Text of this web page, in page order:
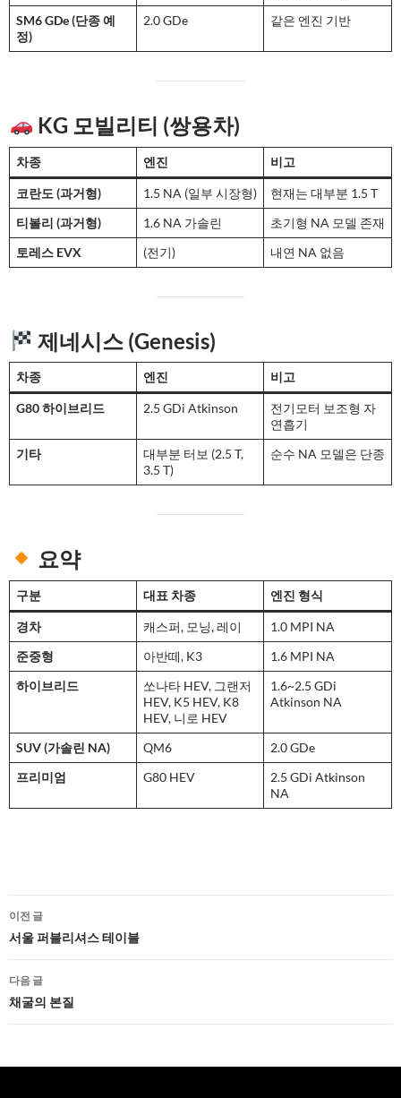
SM6 GDe (단종 예
정)
2.0 GDe 같은 엔진 기반
KG 모빌리티 (쌍용차)
차종 엔진 비고
코란도 (과거형) 1.5 NA (일부 시장형)
현재는 대부분 1.5 T
티볼리 (과거형)
1.6 NA 가솔린
초기형 NA 모델 존재
토레스 EVX
(전기) 내연 NA 없음
제네시스 (Genesis)
차종 엔진 비고
G80 하이브리드 2.5 GDi Atkinson
전기모터 보조형 자
연흡기
기타
대부분 터보 (2.5 T,
3.5 T)
순수 NA 모델은 단종
요약
구분 대표 차종 엔진 형식
경차 캐스퍼, 모닝, 레이
1.0 MPI NA
준중형
아반떼, K3
1.6 MPI NA
하이브리드
쏘나타 HEV, 그랜저
HEV, K5 HEV, K8
HEV, 니로 HEV
1.6~2.5 GDi
Atkinson NA
SUV (가솔린 NA) QM6
2.0 GDe
프리미엄
G80 HEV
2.5 GDi Atkinson
NA
글
네
비
게
이
션
이전 글
서울 퍼블리셔스 테이블
다음 글
채굴의 본질